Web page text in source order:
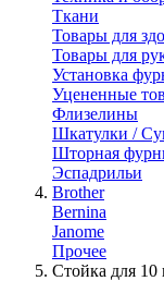
Ткани
Товары для
Товары для
Установка
Уцененные
Флизелины
Шкатулки /
Шторная
Эспадрильи
Brother
Bernina
Janome
Прочее
Стойка для 10